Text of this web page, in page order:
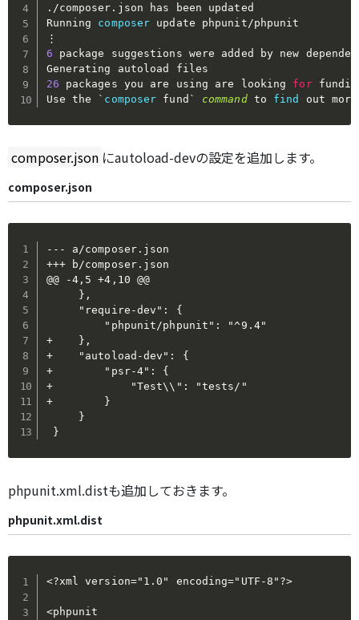
./composer.json has been updated
Running composer update phpunit/phpunit
6 package suggestions were added by new
26 packages you are using are looking for
Use the
` composer fund ` command to find out more
composer.json にautoload-devの設定を追加します。
composer.json
--- a/composer.json
+++ b/composer.json
@@ -4,5 +4,10 @@
     },
     "require-dev": {
         "phpunit/phpunit": "^9.4"
+    },
+    "autoload-dev": {
+        "psr-4": {
+            "Test\\": "tests/"
+        }
     }
}
phpunit.xml.distも追加しておきます。
phpunit.xml.dist
<?xml version="1.0" encoding="UTF-8"?>
<phpunit